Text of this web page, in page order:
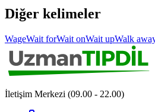
Diğer kelimeler
WageWait forWait onWait upWalk
İletişim Merkezi (09.00 - 22.00)